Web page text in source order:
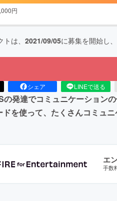
円
は、 2021/09/05に募集を開始し、
シェア LINEで送る
の発達でコミュニケーション
を使って、たくさんコミュ
エ
手数